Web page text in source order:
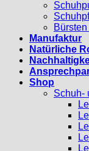
Manufaktur
Natürliche
Shop
Schuh-